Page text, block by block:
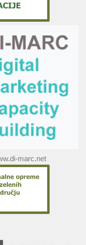
marc.net